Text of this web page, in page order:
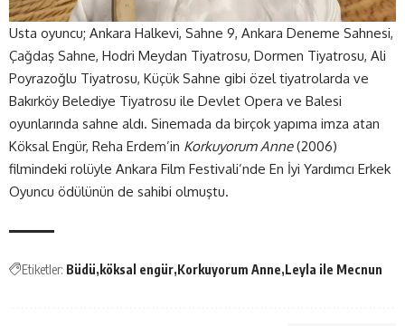
Usta oyuncu; Ankara Halkevi, Sahne 9, Ankara Deneme Sahnesi,
Çağdaş Sahne, Hodri Meydan Tiyatrosu, Dormen Tiyatrosu, Ali
Poyrazoğlu Tiyatrosu, Küçük Sahne gibi özel tiyatrolarda ve
Bakırköy Belediye Tiyatrosu ile Devlet Opera ve Balesi
oyunlarında sahne aldı. Sinemada da birçok yapıma imza atan
Köksal Engür, Reha Erdem’in Korkuyorum Anne(2006)
filmindeki rolüyle Ankara Film Festivali’nde En İyi Yardımcı Erkek
Oyuncu ödülünün de sahibi olmuştu.
Etiketler: Büdü köksal engür Korkuyorum Anne Leyla ile Mecnun